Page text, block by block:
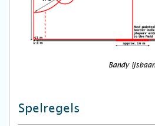
Bandy ijsbaan
Spelregels